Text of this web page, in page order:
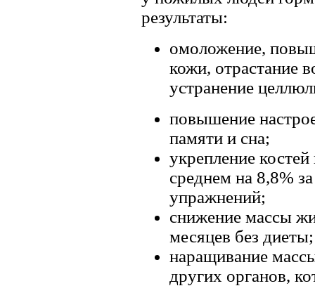
результаты:
омоложение,
кожи, отрастание
устранение
повышение
памяти и сна;
укрепление
среднем на 8,8%
упражнений;
снижение массы
месяцев без диеты;
наращивание
других органов,